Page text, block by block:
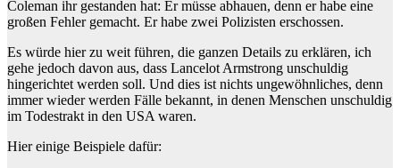
Coleman ihr gestanden hat: Er müsse abhauen, denn er habe eine
großen Fehler gemacht. Er habe zwei Polizisten erschossen.
Es würde hier zu weit führen, die ganzen Details zu erklären, ich
gehe jedoch davon aus, dass Lancelot Armstrong unschuldig
hingerichtet werden soll. Und dies ist nichts ungewöhnliches, denn
immer wieder werden Fälle bekannt, in denen Menschen unschuldig
im Todestrakt in den USA waren.
Hier einige Beispiele dafür: